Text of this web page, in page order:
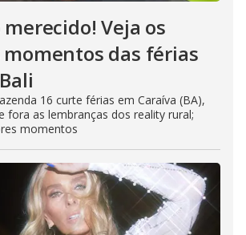
merecido! Veja os
das férias
16 curte férias em Caraíva (BA),
fora as lembranças dos reality rural;
momentos